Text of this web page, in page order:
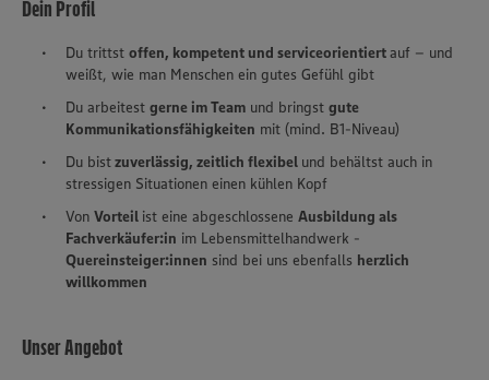
Dein Profil
Du trittst offen, kompetent und serviceorientiertauf – und
weißt, wie man Menschen ein gutes Gefühl gibt
Du arbeitest gerne im Team und bringst gute
Kommunikationsfähigkeiten mit (mind. B1-Niveau)
Du bistzuverlässig, zeitlich flexibel und behältst auch in
stressigen Situationen einen kühlen Kopf
Von Vorteil ist eine abgeschlossene Ausbildung als
Fachverkäufer:in im Lebensmittelhandwerk -
Quereinsteiger:innen sind bei uns ebenfalls herzlich
willkommen
Unser Angebot